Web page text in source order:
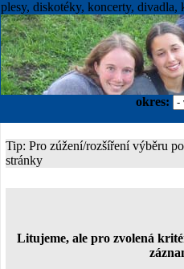
plesy, diskotéky, koncerty,
okres:
Tip: Pro zúžení/rozšíření výběru
stránky
Litujeme, ale pro zvolená